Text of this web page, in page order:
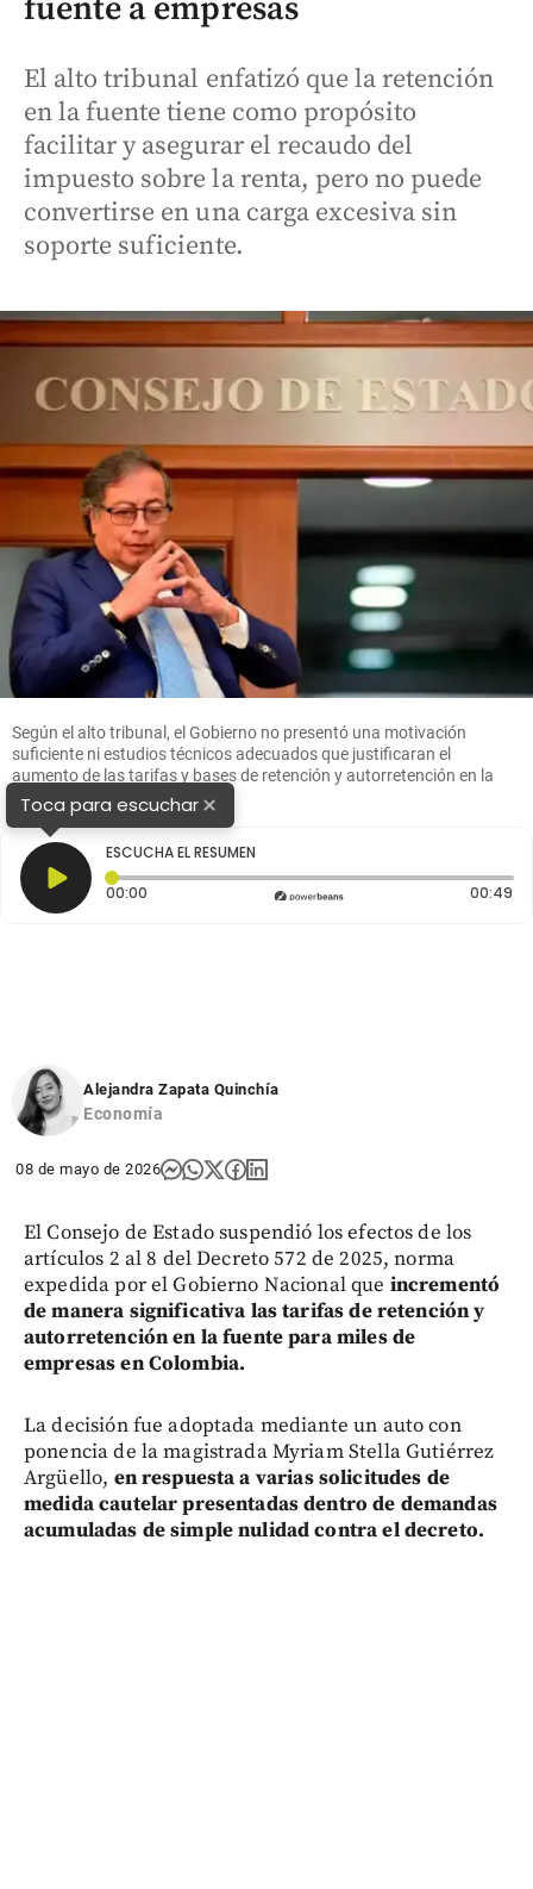
fuente a empresas
El alto tribunal enfatizó que la retención
en la fuente tiene como propósito
facilitar y asegurar el recaudo del
impuesto sobre la renta, pero no puede
convertirse en una carga excesiva sin
soporte suficiente.
Según el alto tribunal, el Gobierno no presentó una motivación
suficiente ni estudios técnicos adecuados que justificaran el
aumento de las tarifas y bases de retención y autorretención en la
fuente. Foto: Colprensa
Toca para escuchar×
ESCUCHA EL RESUMEN
00:00 Tiempo transcurrido: 0 segundos 00:49
Alejandra Zapata Quinchía
Economía
08 de mayo de 2026
El Consejo de Estado suspendió los efectos de los
artículos 2 al 8 del Decreto 572 de 2025, norma
expedida por el Gobierno Nacional que incrementó
de manera significativa las tarifas de retención y
autorretención en la fuente para miles de
empresas en Colombia.
La decisión fue adoptada mediante un auto con
ponencia de la magistrada Myriam Stella Gutiérrez
Argüello, en respuesta a varias solicitudes de
medida cautelar presentadas dentro de demandas
acumuladas de simple nulidad contra el decreto.